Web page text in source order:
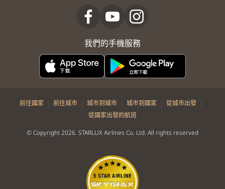
我們的手機服務
前往國家 | 前往城市 | 城市到城市 | 城市到國家 | 從城市出發 |
從國家出發的航班
© Copyright 2026. STARLUX Airlines Co. Ltd. All rights reserved